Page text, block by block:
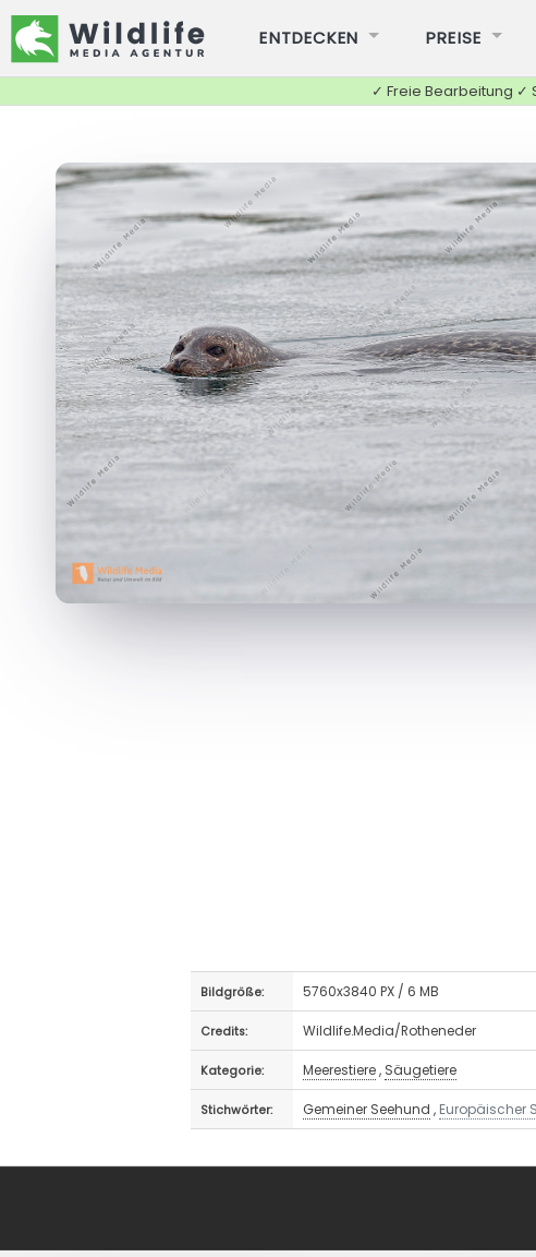
ENTDECKEN PREISE
✓ Freie Bearbeitung ✓
Bildgröße: 5760x3840 PX / 6 MB
Credits: Wildlife.Media/Rotheneder
Kategorie: Meerestiere, Säugetiere
Stichwörter: Gemeiner Seehund , Europäischer